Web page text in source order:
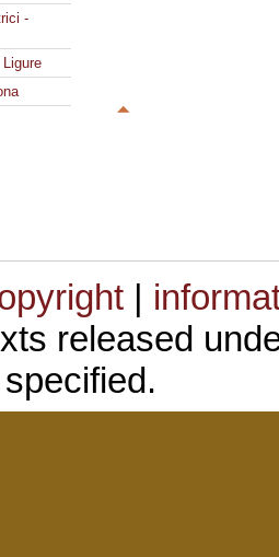
-
|
released